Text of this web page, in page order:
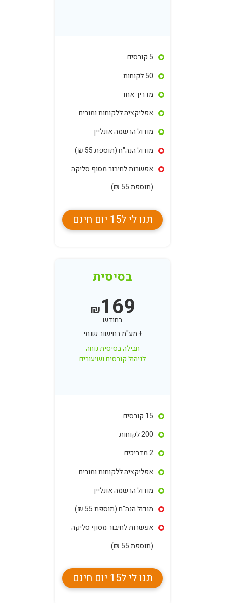
5 קורסים
50 לקוחות
מדריך אחד
אפליקציה ללקוחות ומורים
מודול הרשמה אונליין
מודול הנה"ח (תוספת 55 ₪)
אפשרות לחיבור מסוף סליקה
(תוספת 55 ₪)
תנו לי ל15 יום חינם
בסיסית
₪169
בחודש
+ מע"מ בחישוב שנתי
חבילה בסיסית נוחה
לניהול קורסים ושיעורים
15 קורסים
200 לקוחות
2 מדריכים
אפליקציה ללקוחות ומורים
מודול הרשמה אונליין
מודול הנה"ח (תוספת 55 ₪)
אפשרות לחיבור מסוף סליקה
(תוספת 55 ₪)
תנו לי ל15 יום חינם